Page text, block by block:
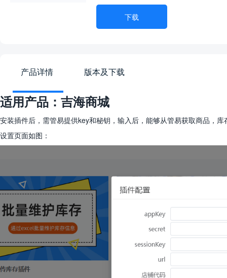
下载
产品详情 版本及下载
适用产品：吉海商城
安装插件后，需管易提供key和秘钥，输入后，能够从管易获取商品，
设置页面如图：